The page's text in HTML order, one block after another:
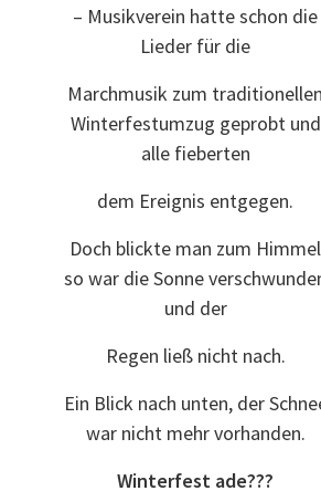
– Musikverein hatte schon die
Lieder für die
Marchmusik zum traditionellen
Winterfestumzug geprobt und
alle fieberten
dem Ereignis entgegen.
Doch blickte man zum Himmel
so war die Sonne
und der
Regen ließ nicht nach.
Ein Blick nach unten, der
war nicht mehr vorhanden.
Winterfest ade???